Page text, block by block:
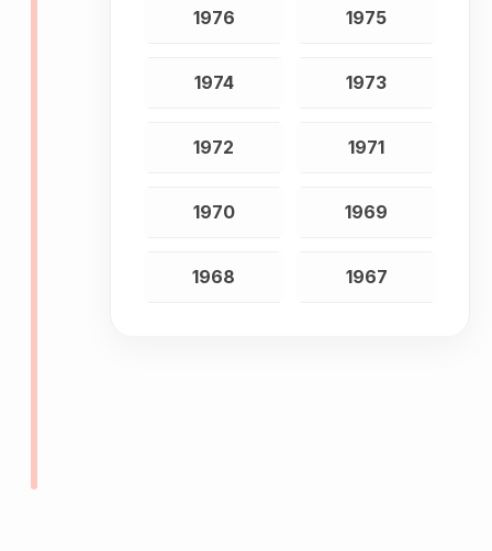
1976 1975
1974 1973
1972 1971
1970 1969
1968 1967